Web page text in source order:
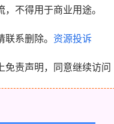
不得用于商业用途。
系删除。 资源投诉
免责声明，同意继续访问